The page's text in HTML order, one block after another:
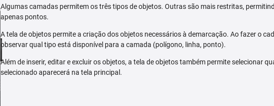
Algumas camadas permitem os três tipos de objetos. Outras são mais restritas,
apenas pontos.
A tela de objetos permite a criação dos objetos necessários à demarcação. Ao fazer o
observar qual tipo está disponível para a camada (polígono, linha, ponto).
Além de inserir, editar e excluir os objetos, a tela de objetos também permite selecionar
selecionado aparecerá na tela principal.